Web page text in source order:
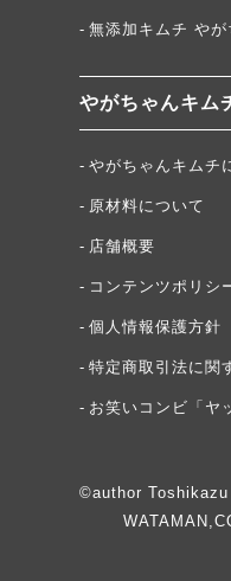
無添加キムチ や
やがちゃんキム
やがちゃんキムチ
原材料について
店舗概要
コンテンツポリシ
個人情報保護方針
特定商取引法に関
お笑いコンビ「ヤ
©author